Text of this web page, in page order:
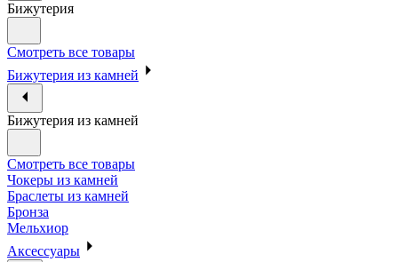
Бижутерия
Смотреть все товары
Бижутерия из камней
Бижутерия из камней
Смотреть все товары
Чокеры из камней
Браслеты из камней
Бронза
Мельхиор
Аксессуары